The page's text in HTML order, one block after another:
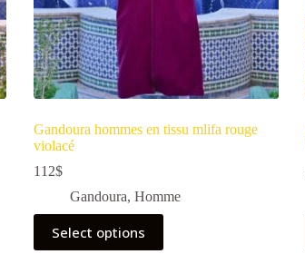
Gandoura hommes en tissu mlifa rouge
violacé
112$
Gandoura, Homme
Select options